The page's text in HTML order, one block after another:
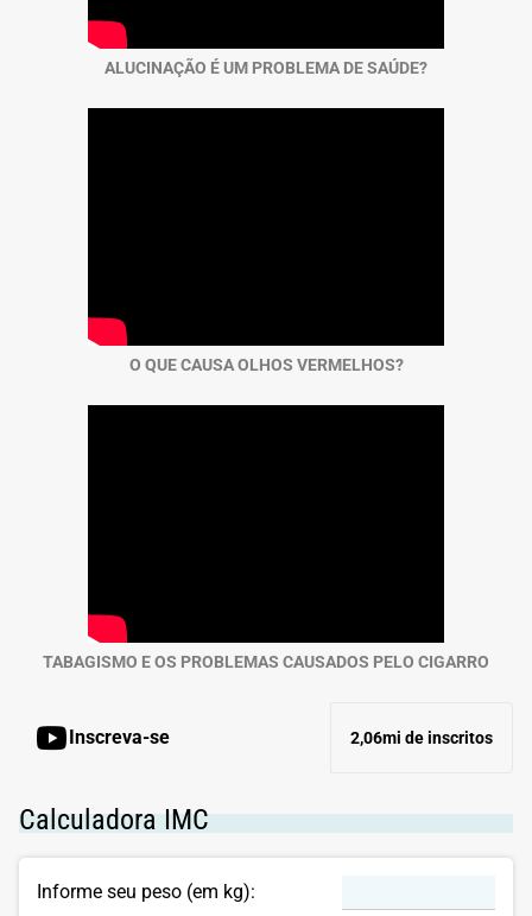
ALUCINAÇÃO É UM PROBLEMA DE SAÚDE?
O QUE CAUSA OLHOS VERMELHOS?
TABAGISMO E OS PROBLEMAS CAUSADOS PELO CIGARRO
Inscreva-se 2,06mi de inscritos
Calculadora IMC
Informe seu peso (em kg):